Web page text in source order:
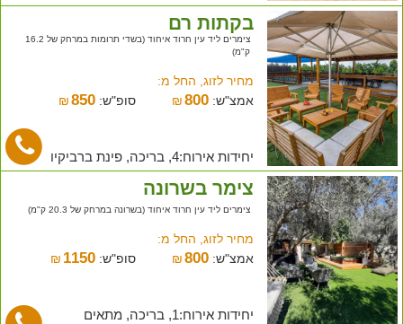
בקתות רם
צימרים ליד עין חרוד איחוד (בשדי תרומות במרחק של 16.2
ק"מ)
מחיר לזוג, החל מ:
אמצ"ש:
₪800 סופ"ש: ₪ 850
יחידות אירוח:4, בריכה, פינת ברביקיו
צימר בשרונה
צימרים ליד עין חרוד איחוד (בשרונה במרחק של 20.3 ק"מ)
מחיר לזוג, החל מ:
אמצ"ש:
₪800 סופ"ש: ₪ 1150
יחידות אירוח:1, בריכה, מתאים